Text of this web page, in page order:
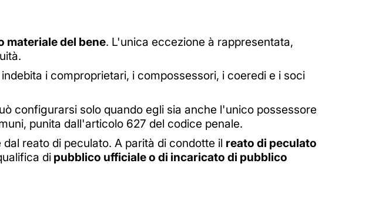
materiale del bene. L'unica eccezione à rappresentata,
i comproprietari, i compossessori, i coeredi e i soci
configurarsi solo quando egli sia anche l'unico possessore
punita dall'articolo 627 del codice penale.
reato di peculato. A parità di condotte il reato di peculato
di pubblico ufficiale o di incaricato di pubblico